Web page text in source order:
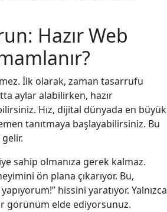
Hazır Web
İlk olarak, zaman tasarrufu
aylar alabilirken, hazır
Hız, dijital dünyada en büyük
tanıtmaya başlayabilirsiniz. Bu
sahip olmanıza gerek kalmaz.
ön plana çıkarıyor. Bu,
hissini yaratıyor. Yalnızca
görünüm elde ediyorsunuz.